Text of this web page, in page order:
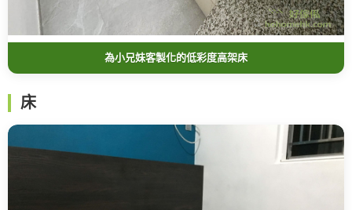
為小兄妹客製化的低彩度高架床
床